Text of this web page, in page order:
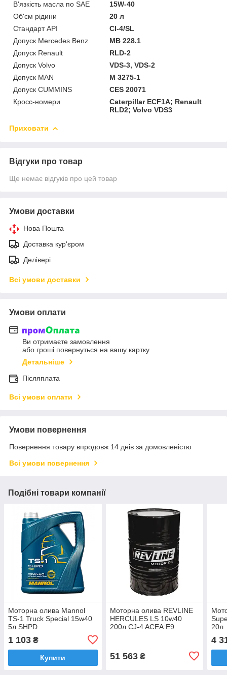
В'язкість масла по SAE
15W-40
Об'єм рідини
20 л
Стандарт API
CI-4/SL
Допуск Mercedes Benz
MB 228.1
Допуск Renault
RLD-2
Допуск Volvo
VDS-3, VDS-2
Допуск MAN
M 3275-1
Допуск CUMMINS
CES 20071
Кросс-номери
Caterpillar ECF1A; Renault
RLD2; Volvo VDS3
Приховати
Відгуки про товар
Ще немає відгуків про цей товар
Умови доставки
Нова Пошта
Доставка кур'єром
Делівері
Всі умови доставки
Умови оплати
Ви отримаєте замовлення
або гроші повернуться на вашу картку
Детальніше
Післяплата
Всі умови оплати
Умови повернення
Повернення товару впродовж 14 днів за домовленістю
Всі умови повернення
Подібні товари компанії
Моторна олива Mannol
TS-1 Truck Special 15w40
5л SHPD
1 103 ₴
Купити
Моторна олива REVLINE
HERCULES LS 10w40
200л CJ-4 ACEA:E9
51 563₴
20л
4